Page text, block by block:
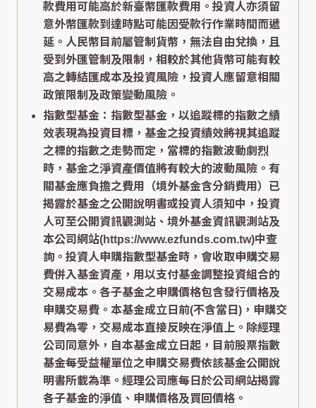
款費用可能高於新臺幣匯款費用。投資人亦須留
意外幣匯款到達時點可能因受款行作業時間而遞
延。人民幣目前屬管制貨幣，無法自由兌換，且
受到外匯管制及限制，相較於其他貨幣可能有較
高之轉結匯成本及投資風險，投資人應留意相關
政策限制及政策變動風險。
指數型基金：指數型基金，以追蹤標的指數之績
效表現為投資目標，基金之投資績效將視其追蹤
之標的指數之走勢而定，當標的指數波動劇烈
時，基金之淨資產價值將有較大的波動風險。有
關基金應負擔之費用（境外基金含分銷費用）已
揭露於基金之公開說明書或投資人須知中，投資
人可至公開資訊觀測站、境外基金資訊觀測站及
本公司網站(https://www.ezfunds.com.tw)中查
詢。投資人申購指數型基金時，會收取申購交易
費併入基金資產，用以支付基金調整投資組合的
交易成本。各子基金之申購價格包含發行價格及
申購交易費。本基金成立日前(不含當日)，申購交
易費為零，交易成本直接反映在淨值上。除經理
公司同意外，自本基金成立日起，目前股票指數
基金每受益權單位之申購交易費依該基金公開說
明書所載為準。經理公司應每日於公司網站揭露
各子基金的淨值、申購價格及買回價格。